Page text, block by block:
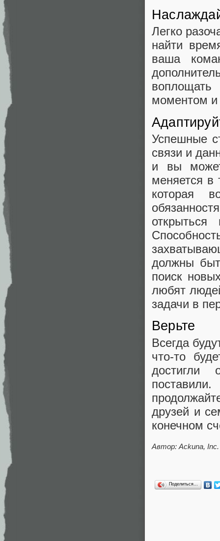
Легко
найти
ваша
моментом и
Успешные
связи и
и вы
меняется в
которая
должны
поиск
любят
задачи в
Верьте
Всегда
что-то
достигли
друзей и
конечном
Автор: Ackuna, Inc.
Поделиться…